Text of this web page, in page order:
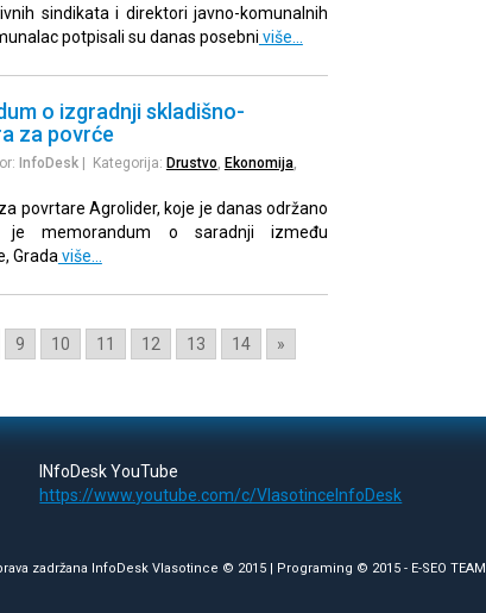
sindikata i direktori javno-komunalnih
potpisali su danas posebni više…
o izgradnji skladišno-
za povrće
InfoDesk| Kategorija: Drustvo Ekonomija,
povrtare Agrolider, koje je danas održano
je memorandum o saradnji između
Grada više…
9 10 11 12 13 14 »
INfoDesk YouTube
https://www.youtube.com/c/VlasotinceInfoDesk
zadržana InfoDesk Vlasotince © 2015 | Programing © 2015 - E-SEO TEAM